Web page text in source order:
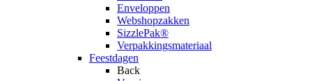
Enveloppen
Webshopzakken
SizzlePak®
Verpakkingsmateriaal
Feestdagen
Back